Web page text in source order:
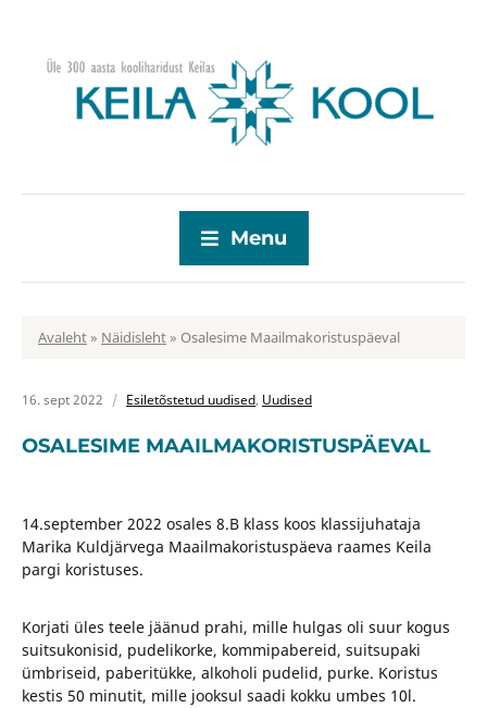
Menu
Avaleht» Näidisleht» Osalesime Maailmakoristuspäeval
16. sept 2022 Esiletõstetud uudised, Uudised
OSALESIME MAAILMAKORISTUSPÄEVAL
14.september 2022 osales 8.B klass koos klassijuhataja
Marika Kuldjärvega Maailmakoristuspäeva raames Keila
pargi koristuses.
Korjati üles teele jäänud prahi, mille hulgas oli suur kogus
suitsukonisid, pudelikorke, kommipabereid, suitsupaki
ümbriseid, paberitükke, alkoholi pudelid, purke. Koristus
kestis 50 minutit, mille jooksul saadi kokku umbes 10l.